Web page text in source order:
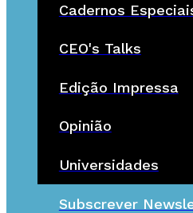
Cadernos
CEO's Talks
Edição Impressa
Opinião
Universidades
Subscrever